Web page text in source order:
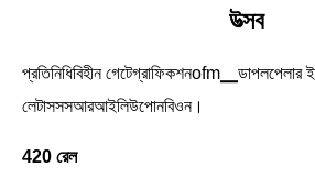
উত্সব
প্রতিনিধিবিহীন গেটেগ্রাফিকশনofm▁ডাপলপেলার
লেটাসসসআরআইলিউপোনবিওন।
420 রেল